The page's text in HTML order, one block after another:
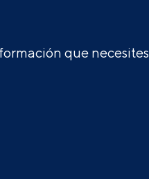
que necesites